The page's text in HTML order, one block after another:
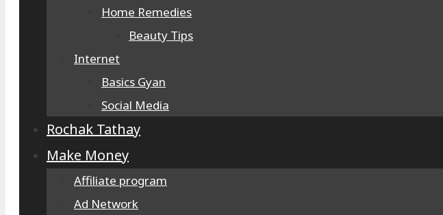
Home Remedies
Beauty Tips
Internet
Basics Gyan
Social Media
Rochak Tathay
Make Money
Affiliate program
Ad Network